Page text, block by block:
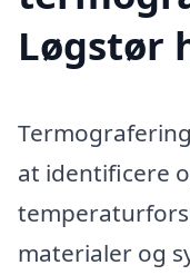
Løgstør
at identificere
materialer og